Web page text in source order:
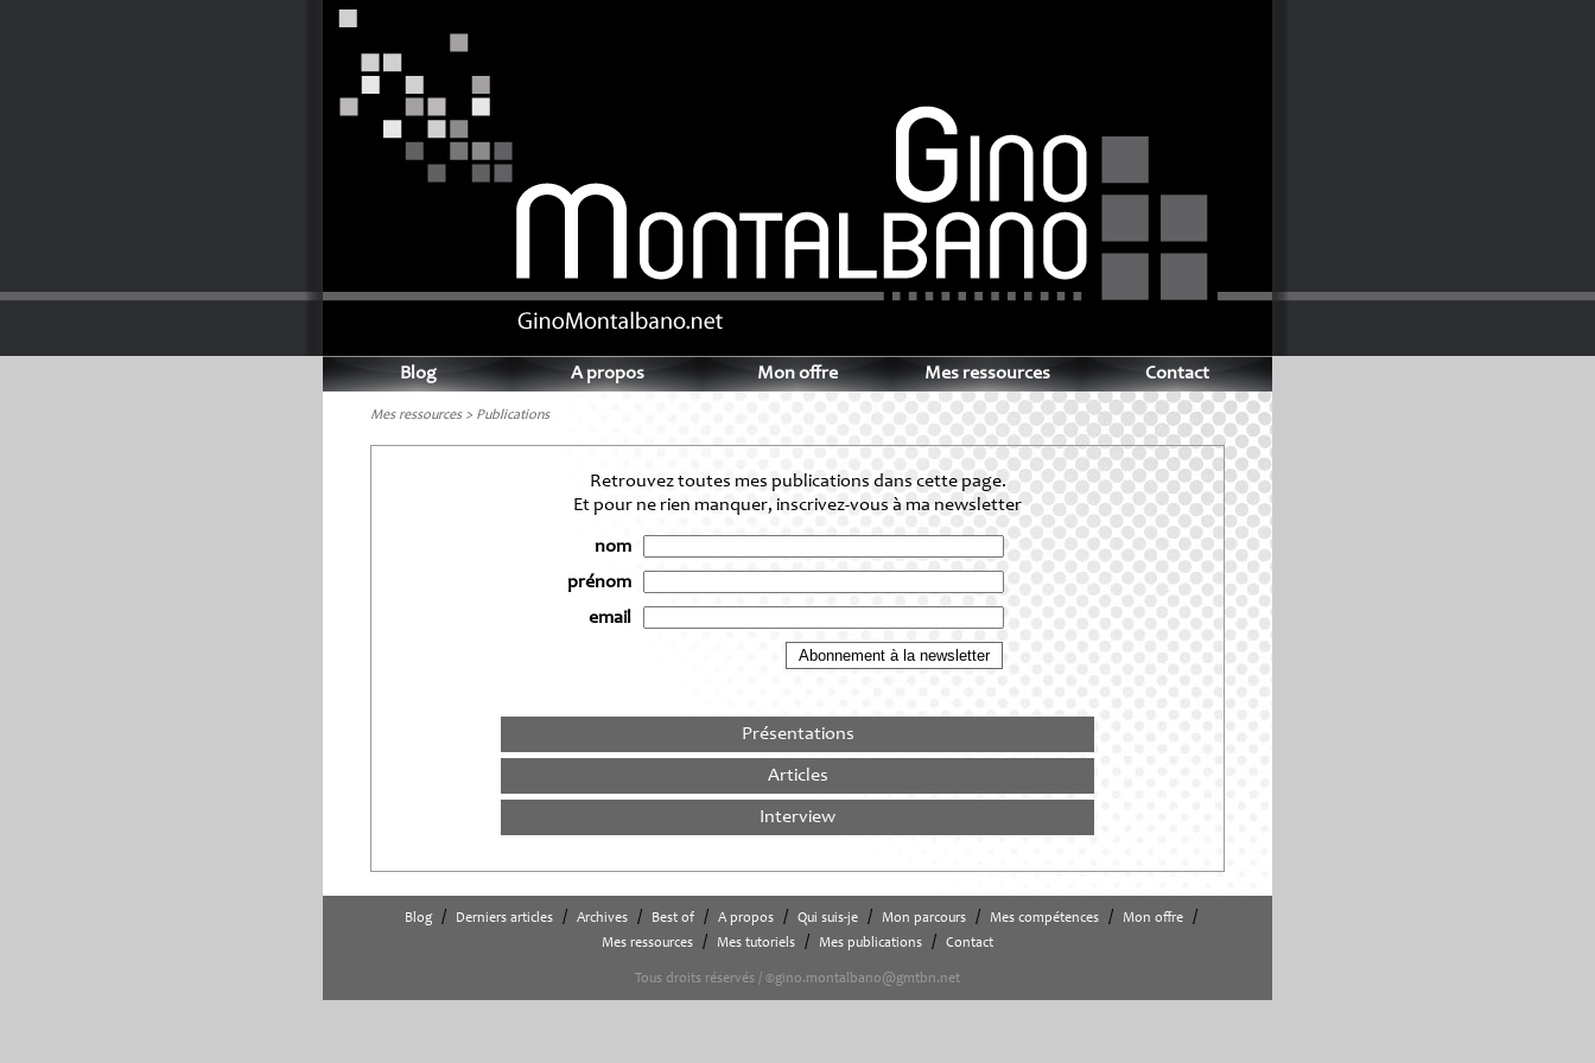
Blog A propos Mon offre Mes ressources Contact
Mes ressources > Publications
Retrouvez toutes mes publications dans cette page.
Et pour ne rien manquer, inscrivez-vous à ma newsletter
nom
prénom
email
Présentations
Articles
Interview
Blog / Derniers articles / Archives / Best of / A propos / Qui suis-je / Mon parcours / Mes compétences / Mon offre /
Mes ressources / Mes tutoriels / Mes publications / Contact
Tous droits réservés / ©gino.montalbano@gmtbn.net